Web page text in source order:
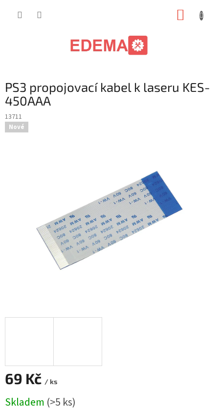
PS3 propojovací kabel k laseru KES-
450AAA
13711
Nové
69 Kč / ks
cena:
Skladem (>5 ks)